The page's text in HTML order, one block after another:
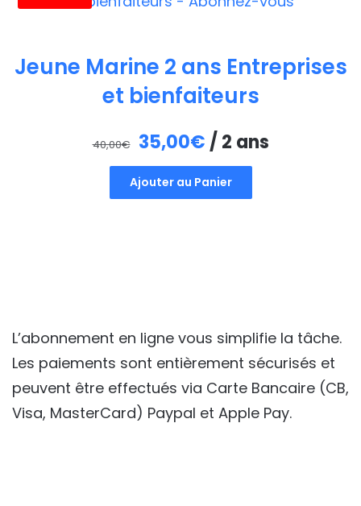
Jeune Marine 2 ans Entreprises
et bienfaiteurs
40,00€
Le
prix
initial
35,00€Le
prix
actuel
/ 2 ans
Ajouter au Panier
L’abonnement en ligne vous simplifie la tâche.
Les paiements sont entièrement sécurisés et
peuvent être effectués via Carte Bancaire (CB,
Visa, MasterCard) Paypal et Apple Pay.